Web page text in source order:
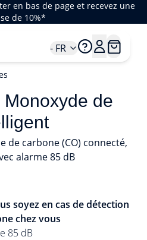
en bas de page et recevez une
de 10%*
- FR
de
de carbone (CO) connecté,
alarme 85 dB
soyez en cas de détection
chez vous
85 dB